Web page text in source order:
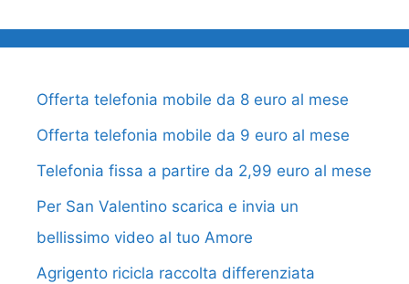
Offerta telefonia mobile da 8 euro al mese
Offerta telefonia mobile da 9 euro al mese
Telefonia fissa a partire da 2,99 euro al mese
Per San Valentino scarica e invia un
bellissimo video al tuo Amore
Agrigento ricicla raccolta differenziata